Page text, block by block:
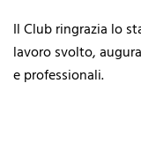
Il Club ringrazia lo
lavoro svolto,
e professionali.